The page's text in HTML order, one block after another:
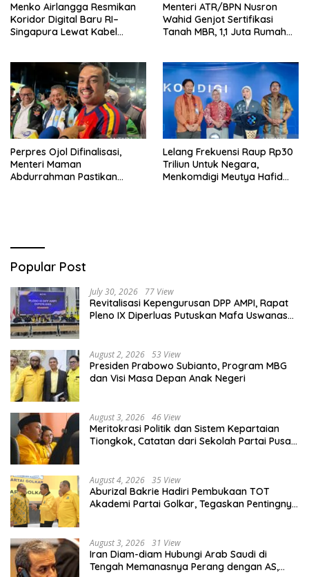
Menko Airlangga Resmikan
Koridor Digital Baru RI–
Singapura Lewat Kabel
Menteri ATR/BPN Nusron
Wahid Genjot Sertifikasi
Tanah MBR, 1,1 Juta Rumah
Perpres Ojol Difinalisasi,
Menteri Maman
Abdurrahman Pastikan
Lelang Frekuensi Raup Rp30
Triliun Untuk Negara,
Menkomdigi Meutya Hafid
Popular Post
July 30, 2026 77 View
Revitalisasi Kepengurusan DPP AMPI, Rapat
Pleno IX Diperluas Putuskan Mafa Uswanas
August 2, 2026 53 View
Presiden Prabowo Subianto, Program MBG
dan Visi Masa Depan Anak Negeri
August 3, 2026 46 View
Meritokrasi Politik dan Sistem Kepartaian
Tiongkok, Catatan dari Sekolah Partai Pusat
August 4, 2026 35 View
Aburizal Bakrie Hadiri Pembukaan TOT
Akademi Partai Golkar, Tegaskan Pentingnya
August 3, 2026 31 View
Iran Diam-diam Hubungi Arab Saudi di
Tengah Memanasnya Perang dengan AS,